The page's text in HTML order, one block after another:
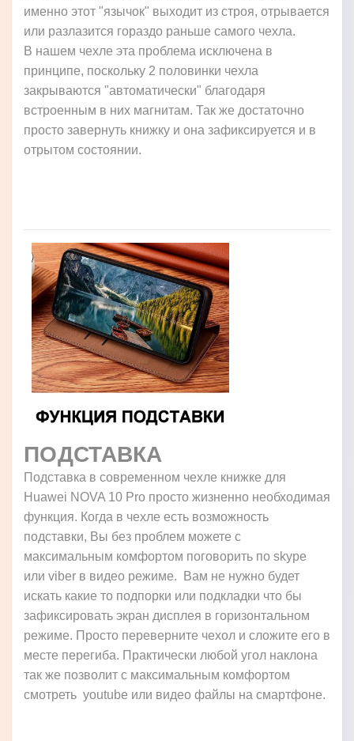
именно этот "язычок" выходит из строя, отрывается
или разлазится гораздо раньше самого чехла.
В нашем чехле эта проблема исключена в
принципе, поскольку 2 половинки чехла
закрываются "автоматически" благодаря
встроенным в них магнитам. Так же достаточно
просто завернуть книжку и она зафиксируется и в
отрытом состоянии.
ПОДСТАВКА
Подставка в современном чехле книжке для
Huawei NOVA 10 Pro просто жизненно необходимая
функция. Когда в чехле есть возможность
подставки, Вы без проблем можете с
максимальным комфортом поговорить по skype
или viber в видео режиме. Вам не нужно будет
искать какие то подпорки или подкладки что бы
зафиксировать экран дисплея в горизонтальном
режиме. Просто переверните чехол и сложите его в
месте перегиба. Практически любой угол наклона
так же позволит с максимальным комфортом
смотреть youtube или видео файлы на смартфоне.